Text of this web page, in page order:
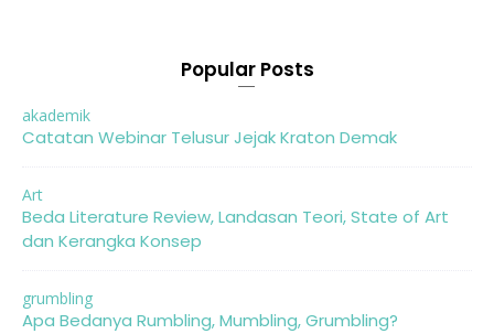
Popular Posts
akademik
Catatan Webinar Telusur Jejak Kraton Demak
Art
Beda Literature Review, Landasan Teori, State of Art
dan Kerangka Konsep
grumbling
Apa Bedanya Rumbling, Mumbling, Grumbling?